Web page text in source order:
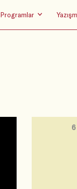
Programlar